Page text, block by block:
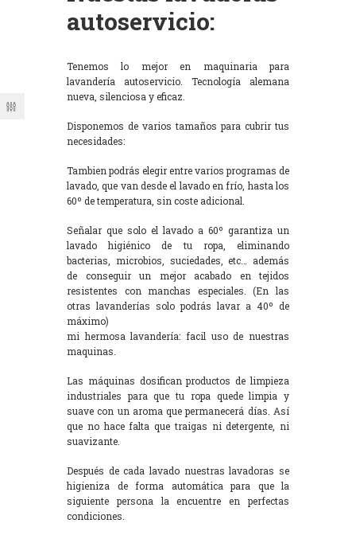
autoservicio:
Tenemos lo mejor en maquinaria para
lavandería autoservicio. Tecnología alemana
nueva, silenciosa y eficaz.
Disponemos de varios tamaños para cubrir tus
necesidades:
Tambien podrás elegir entre varios programas de
lavado, que van desde el lavado en frío, hasta los
60º de temperatura, sin coste adicional.
Señalar que solo el lavado a 60º garantiza un
lavado higiénico de tu ropa, eliminando
bacterias, microbios, suciedades, etc… además
de conseguir un mejor acabado en tejidos
resistentes con manchas especiales. (En las
otras lavanderías solo podrás lavar a 40º de
máximo)
mi hermosa lavandería: facil uso de nuestras
maquinas.
Las máquinas dosifican productos de limpieza
industriales para que tu ropa quede limpia y
suave con un aroma que permanecerá días. Así
que no hace falta que traigas ni detergente, ni
suavizante.
Después de cada lavado nuestras lavadoras se
higieniza de forma automática para que la
siguiente persona la encuentre en perfectas
condiciones.